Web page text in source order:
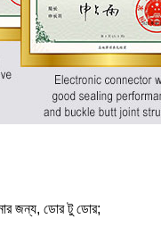
জন্য, ডোর টু ডোর;